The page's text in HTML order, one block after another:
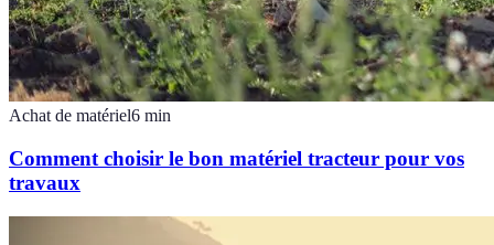
Achat de matériel6 min
Comment choisir le bon matériel tracteur pour vos
travaux